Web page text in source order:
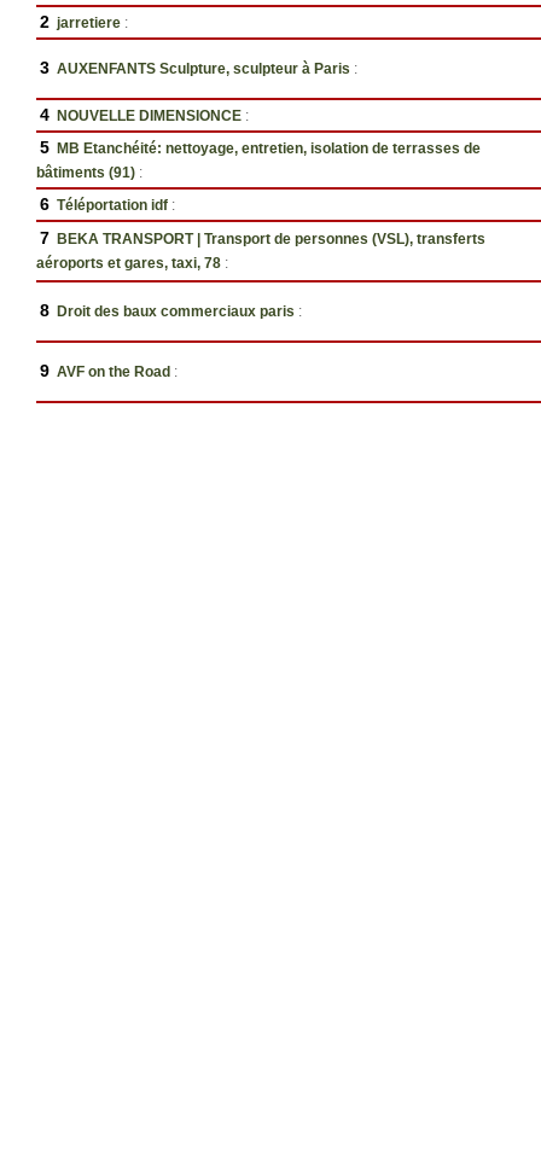
2 jarretiere :
3 AUXENFANTS Sculpture, sculpteur à Paris :
4 NOUVELLE DIMENSIONCE :
5 MB Etanchéité: nettoyage, entretien, isolation de terrasses de
bâtiments (91) :
6 Téléportation idf :
7 BEKA TRANSPORT | Transport de personnes (VSL), transferts
aéroports et gares, taxi, 78 :
8 Droit des baux commerciaux paris :
9 AVF on the Road :